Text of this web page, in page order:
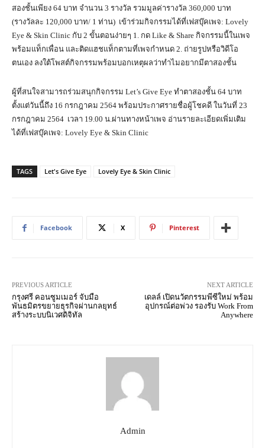
สองชั้นเพียง 64 บาท จำนวน 3 รางวัล รวมมูลค่ารางวัล 360,000 บาท
(รางวัลละ 120,000 บาท/ 1 ท่าน) เข้าร่วมกิจกรรมได้ที่เฟสบุ๊คเพจ: Lovely
Eye & Skin Clinic กับ 2 ขั้นตอนง่ายๆ 1. กด Like & Share กิจกรรมนี้ในเพจ
พร้อมแท็กเพื่อน และติดแฮชแท็กตามที่เพจกำหนด 2. ถ่ายรูปหรือวิดีโอ
ตนเอง ลงใต้โพสต์กิจกรรมพร้อมบอกเหตุผลว่าทำไมอยากมีตาสองชั้น
ผู้ที่สนใจสามารถร่วมสนุกกิจกรรม Let’s Give Eye ทำตาสองชั้น 64 บาท
ตั้งแต่วันนี้ถึง 16 กรกฎาคม 2564 พร้อมประกาศรายชื่อผู้โชคดี ในวันที่ 23
กรกฎาคม 2564 เวลา 19.00 น.ผ่านทางหน้าเพจ อ่านรายละเอียดเพิ่มเติม
ได้ที่เฟสบุ๊คเพจ: Lovely Eye & Skin Clinic
TAGS Let's Give Eye Lovely Eye & Skin Clinic
Facebook X Pinterest
PREVIOUS ARTICLE
กรุงศรี คอนซูมเมอร์ จับมือ
พันธมิตรขยายธุรกิจผ่านกลยุทธ์
สร้างระบบนิเวศดิจิทัล
NEXT ARTICLE
เดลล์ เปิดนวัตกรรมพีซีใหม่ พร้อม
อุปกรณ์ต่อพ่วง รองรับ Work From
Anywhere
Admin